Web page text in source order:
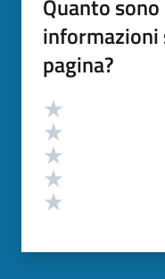
Quanto
informazioni
pagina?
Valutazione